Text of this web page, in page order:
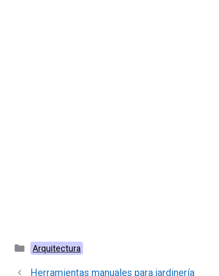
Categorías
Arquitectura
Herramientas manuales para jardinería